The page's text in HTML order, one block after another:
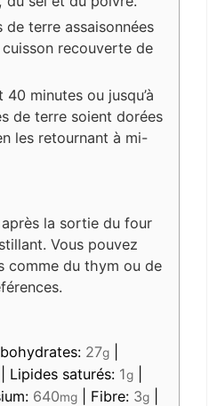
de terre assaisonnées
recouverte de
minutes ou jusqu’à
de terre soient dorées
les retournant à mi-
la sortie du four
Vous pouvez
comme du thym ou de
27g
Lipides saturés: 1g
640mg Fibre: 3g